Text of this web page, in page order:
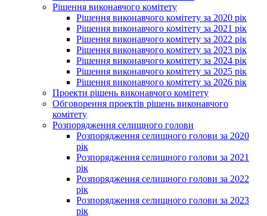
Рішення виконавчого комітету
Рішення виконавчого комітету за 2020 рік
Рішення виконавчого комітету за 2021 рік
Рішення виконавчого комітету за 2022 рік
Рішення виконавчого комітету за 2023 рік
Рішення виконавчого комітету за 2024 рік
Рішення виконавчого комітету за 2025 рік
Рішення виконавчого комітету за 2026 рік
Проекти рішень виконавчого комітету
Обговорення проектів рішень виконавчого
комітету
Розпорядження селищного голови
Розпорядження селищного голови за 2020
рік
Розпорядження селищного голови за 2021
рік
Розпорядження селищного голови за 2022
рік
Розпорядження селищного голови за 2023
рік